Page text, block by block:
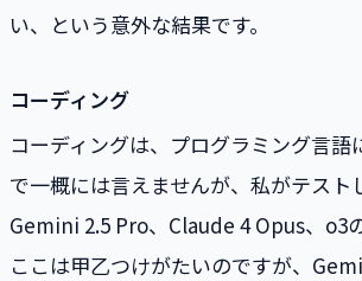
い、という意外な結果です。
コーディング
コーディングは、プログラミング言語
で一概には言えませんが、私がテスト
Gemini 2.5 Pro、Claude 4 Opus、o3
ここは甲乙つけがたいのですが、